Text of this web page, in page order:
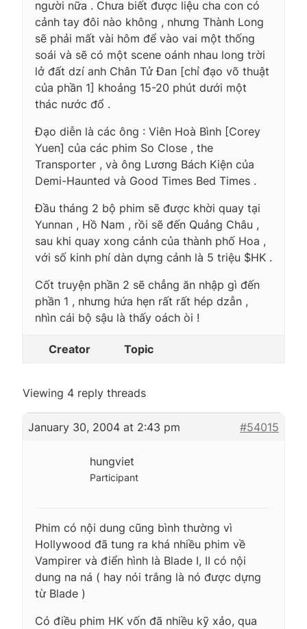
người nữa . Chưa biết được liệu cha con có
cảnh tay đôi nào không , nhưng Thành Long
sẽ phải mất vài hôm để vào vai một thống
soái và sẽ có một scene oánh nhau long trời
lở đất dzí anh Chân Tử Đan [chỉ đạo võ thuật
của phần 1] khoảng 15-20 phút dưới một
thác nước đổ .
Đạo diễn là các ông : Viên Hoà Bình [Corey
Yuen] của các phim So Close , the
Transporter , và ông Lương Bách Kiện của
Demi-Haunted và Good Times Bed Times .
Đầu tháng 2 bộ phim sẽ được khời quay tại
Yunnan , Hồ Nam , rồi sẽ đến Quảng Châu ,
sau khi quay xong cảnh của thành phố Hoa ,
với số kinh phí dàn dựng cảnh là 5 triệu $HK .
Cốt truyện phần 2 sẽ chẳng ăn nhập gì đến
phần 1 , nhưng hứa hẹn rất rất hép dzẫn ,
nhìn cái bộ sậu là thấy oách òi !
Creator Topic
Viewing 4 reply threads
January 30, 2004 at 2:43 pm #54015
hungviet
Participant
Phim có nội dung cũng bình thường vì
Hollywood đã tung ra khá nhiều phim về
Vampirer và điển hình là Blade I, II có nội
dung na ná ( hay nói trắng là nó được dựng
từ Blade )
Có điều phim HK vốn đã nhiều kỹ xảo, qua